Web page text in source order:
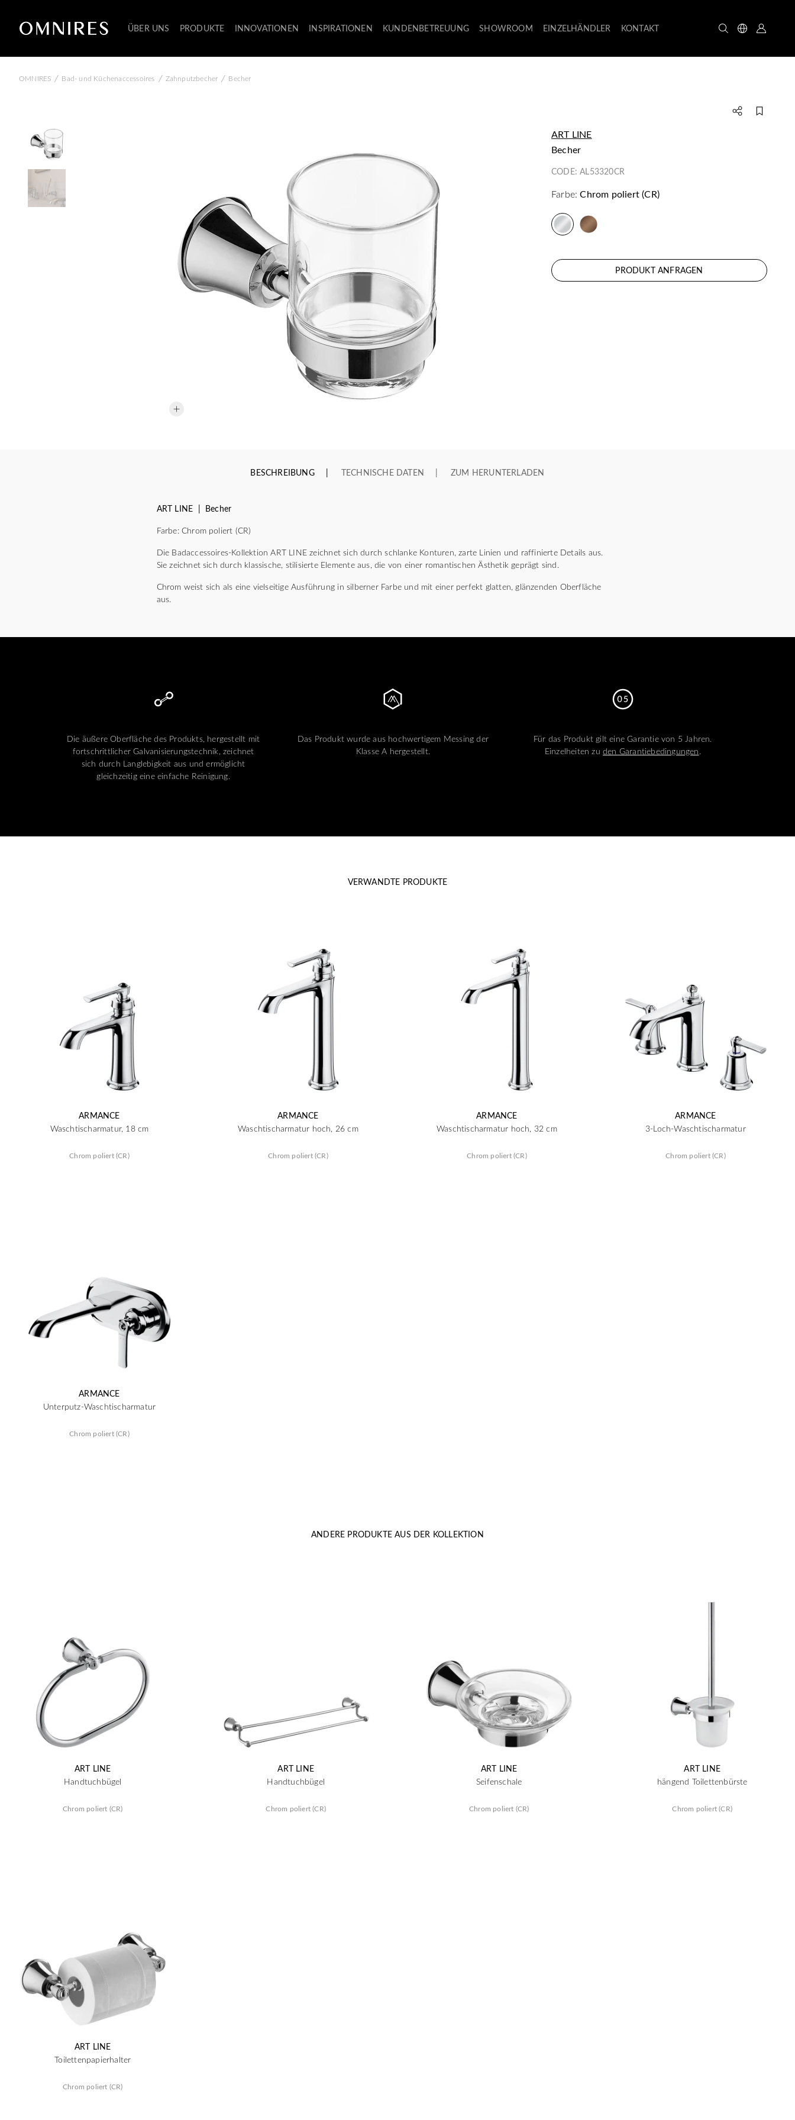
ÜBER UNS PRODUKTE INNOVATIONEN INSPIRATIONEN KUNDENBETREUUNG SHOWROOM EINZELHÄNDLER KONTAKT
OMNIRES / Bad- und Küchenaccessoires / Zahnputzbecher / Becher
ART LINE
Becher
CODE:AL53320CR
Farbe: Chrom poliert (CR)
PRODUKT ANFRAGEN
BESCHREIBUNG TECHNISCHE DATEN ZUM HERUNTERLADEN
ART LINE | Becher
Farbe: Chrom poliert (CR)
Die Badaccessoires-Kollektion ART LINE zeichnet sich durch schlanke Konturen, zarte Linien und raffinierte Details aus.
Sie zeichnet sich durch klassische, stilisierte Elemente aus, die von einer romantischen Ästhetik geprägt sind.
Chrom weist sich als eine vielseitige Ausführung in silberner Farbe und mit einer perfekt glatten, glänzenden Oberfläche
aus.
Die äußere Oberfläche des Produkts, hergestellt mit
fortschrittlicher Galvanisierungstechnik, zeichnet
sich durch Langlebigkeit aus und ermöglicht
gleichzeitig eine einfache Reinigung.
Das Produkt wurde aus hochwertigem Messing der
Klasse A hergestellt.
Für das Produkt gilt eine Garantie von 5 Jahren.
Einzelheiten zuden Garantiebedingungen.
VERWANDTE PRODUKTE
ARMANCE
Waschtischarmatur, 18 cm
Chrom poliert (CR)
ARMANCE
Waschtischarmatur hoch, 26 cm
Chrom poliert (CR)
ARMANCE
Waschtischarmatur hoch, 32 cm
Chrom poliert (CR)
ARMANCE
3-Loch-Waschtischarmatur
Chrom poliert (CR)
ARMANCE
Unterputz-Waschtischarmatur
Chrom poliert (CR)
ANDERE PRODUKTE AUS DER KOLLEKTION
ART LINE
Handtuchbügel
Chrom poliert (CR)
ART LINE
Handtuchbügel
Chrom poliert (CR)
ART LINE
Seifenschale
Chrom poliert (CR)
ART LINE
hängend Toilettenbürste
Chrom poliert (CR)
ART LINE
Toilettenpapierhalter
Chrom poliert (CR)